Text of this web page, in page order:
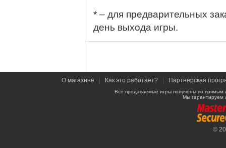
* – для предварительных
день выхода игры.
О магазине Как это работает? Партнерская
Все продаваемые игры получены по
Мы гарантируем
©